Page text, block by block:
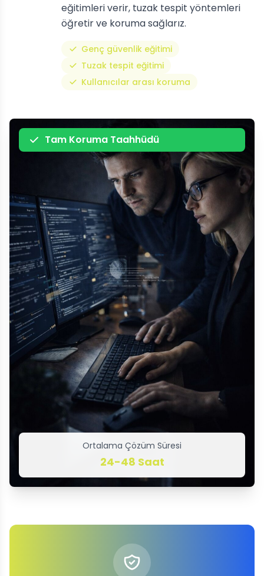
eğitimleri verir, tuzak tespit yöntemleri
öğretir ve koruma sağlarız.
Genç güvenlik eğitimi
Tuzak tespit eğitimi
Kullanıcılar arası koruma
Tam Koruma Taahhüdü
Ortalama Çözüm Süresi
24-48 Saat